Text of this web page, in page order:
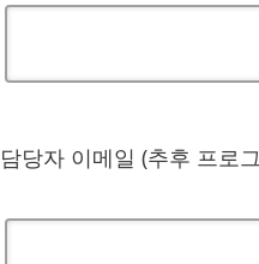
담당자 이메일 (추후 프로